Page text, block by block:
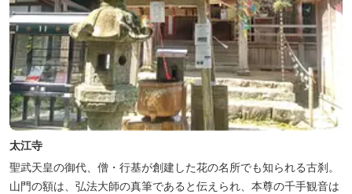
太江寺
聖武天皇の御代、僧・行基が創建した花の名所でも知られる古刹。
山門の額は、弘法大師の真筆であると伝えられ、本尊の千手観音は